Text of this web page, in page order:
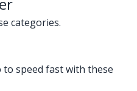
categories.
speed fast with these